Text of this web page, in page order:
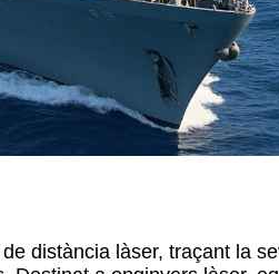
distància làser, traçant la